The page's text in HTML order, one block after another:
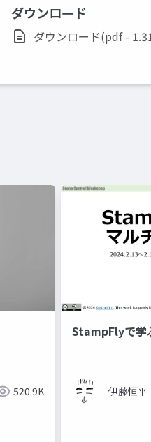
ダウンロード
ダウンロード(pdf -
520.9K
StampFlyで学
伊藤恒平